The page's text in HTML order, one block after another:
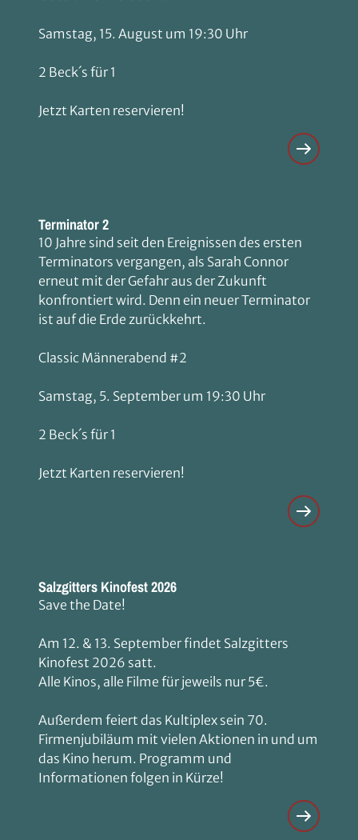
Samstag, 15. August um 19:30 Uhr
2 Beck´s für 1
Jetzt Karten reservieren!
Terminator 2
10 Jahre sind seit den Ereignissen des ersten
Terminators vergangen, als Sarah Connor
erneut mit der Gefahr aus der Zukunft
konfrontiert wird. Denn ein neuer Terminator
ist auf die Erde zurückkehrt.
Classic Männerabend #2
Samstag, 5. September um 19:30 Uhr
2 Beck´s für 1
Jetzt Karten reservieren!
Salzgitters Kinofest 2026
Save the Date!
Am 12. & 13. September findet Salzgitters
Kinofest 2026 satt.
Alle Kinos, alle Filme für jeweils nur 5€.
Außerdem feiert das Kultiplex sein 70.
Firmenjubiläum mit vielen Aktionen in und um
das Kino herum. Programm und
Informationen folgen in Kürze!